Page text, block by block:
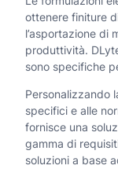
ottenere finiture
l’asportazione di
produttività.
sono specifiche
Personalizzando
specifici e alle
fornisce una
gamma di
soluzioni a base